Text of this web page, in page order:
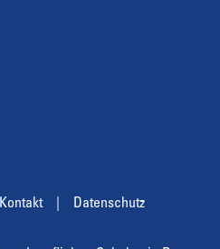
Kontakt Datenschutz